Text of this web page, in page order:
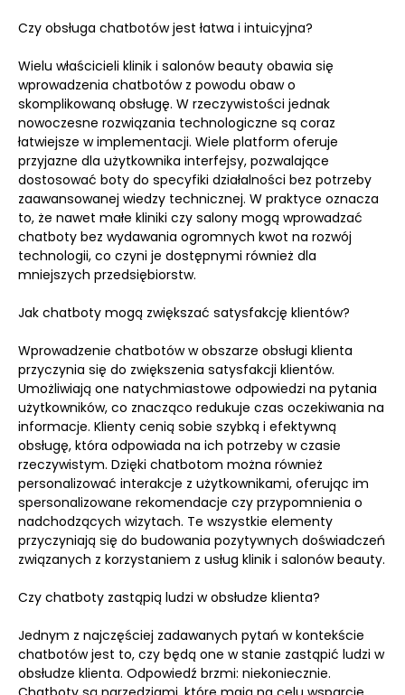
Czy obsługa chatbotów jest łatwa i intuicyjna?
Wielu właścicieli klinik i salonów beauty obawia się
wprowadzenia chatbotów z powodu obaw o
skomplikowaną obsługę. W rzeczywistości jednak
nowoczesne rozwiązania technologiczne są coraz
łatwiejsze w implementacji. Wiele platform oferuje
przyjazne dla użytkownika interfejsy, pozwalające
dostosować boty do specyfiki działalności bez potrzeby
zaawansowanej wiedzy technicznej. W praktyce oznacza
to, że nawet małe kliniki czy salony mogą wprowadzać
chatboty bez wydawania ogromnych kwot na rozwój
technologii, co czyni je dostępnymi również dla
mniejszych przedsiębiorstw.
Jak chatboty mogą zwiększać satysfakcję klientów?
Wprowadzenie chatbotów w obszarze obsługi klienta
przyczynia się do zwiększenia satysfakcji klientów.
Umożliwiają one natychmiastowe odpowiedzi na pytania
użytkowników, co znacząco redukuje czas oczekiwania na
informacje. Klienty cenią sobie szybką i efektywną
obsługę, która odpowiada na ich potrzeby w czasie
rzeczywistym. Dzięki chatbotom można również
personalizować interakcje z użytkownikami, oferując im
spersonalizowane rekomendacje czy przypomnienia o
nadchodzących wizytach. Te wszystkie elementy
przyczyniają się do budowania pozytywnych doświadczeń
związanych z korzystaniem z usług klinik i salonów beauty.
Czy chatboty zastąpią ludzi w obsłudze klienta?
Jednym z najczęściej zadawanych pytań w kontekście
chatbotów jest to, czy będą one w stanie zastąpić ludzi w
obsłudze klienta. Odpowiedź brzmi: niekoniecznie.